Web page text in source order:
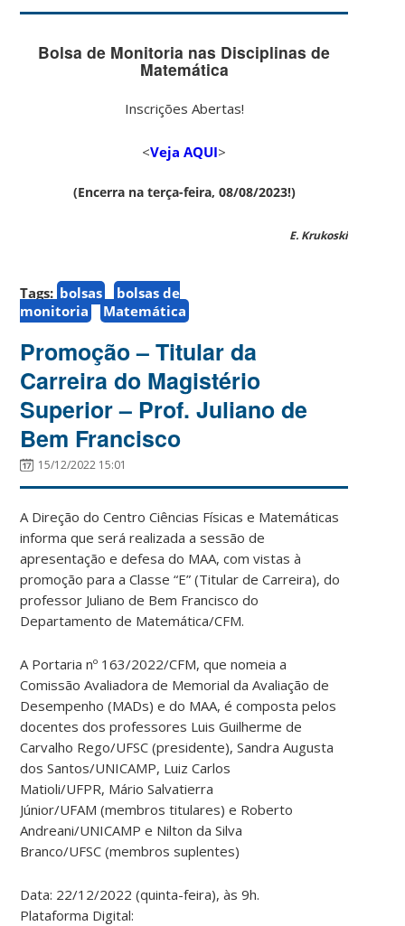
Bolsa de Monitoria nas Disciplinas de
Matemática
Inscrições Abertas!
<Veja AQUI>
(Encerra na terça-feira, 08/08/2023!)
E. Krukoski
Tags: bolsas
bolsas de
monitoria
Matemática
Promoção – Titular da
Carreira do Magistério
Superior – Prof. Juliano de
Bem Francisco
15/12/2022 15:01
A Direção do Centro Ciências Físicas e Matemáticas
informa que será realizada a sessão de
apresentação e defesa do MAA, com vistas à
promoção para a Classe “E” (Titular de Carreira), do
professor Juliano de Bem Francisco do
Departamento de Matemática/CFM.
A Portaria nº 163/2022/CFM, que nomeia a
Comissão Avaliadora de Memorial da Avaliação de
Desempenho (MADs) e do MAA, é composta pelos
docentes dos professores Luis Guilherme de
Carvalho Rego/UFSC (presidente), Sandra Augusta
dos Santos/UNICAMP, Luiz Carlos
Matioli/UFPR, Mário Salvatierra
Júnior/UFAM (membros titulares) e Roberto
Andreani/UNICAMP e Nilton da Silva
Branco/UFSC (membros suplentes)
Data: 22/12/2022 (quinta-feira), às 9h.
Plataforma Digital: